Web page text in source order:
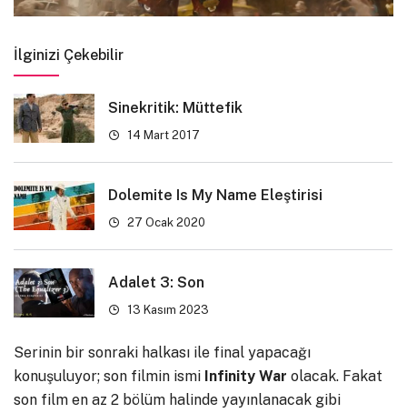
İlginizi Çekebilir
Sinekritik: Müttefik
14 Mart 2017
Dolemite Is My Name Eleştirisi
27 Ocak 2020
Adalet 3: Son
13 Kasım 2023
Serinin bir sonraki halkası ile final yapacağı
konuşuluyor; son filmin ismi Infinity War olacak. Fakat
son film en az 2 bölüm halinde yayınlanacak gibi